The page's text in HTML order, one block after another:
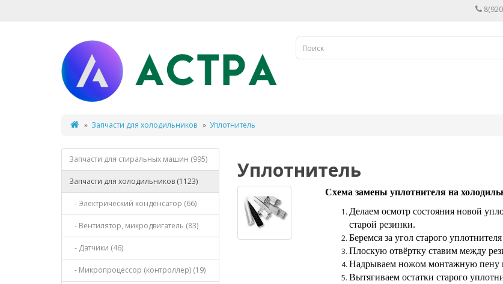
Запчасти для холодильников Уплотнитель
Запчасти для стиральных машин (995)
Запчасти для холодильников (1123)
- Электрический конденсатор (66)
- Вентилятор, микродвигатель (83)
- Датчики (46)
- Микропроцессор (контроллер) (19)
Уплотнитель
Схема замены уплотнителя на
Делаем осмотр состояния новой
старой резинки.
Беремся за угол старого
Плоскую отвёртку ставим между
Надрываем ножом монтажную пену
Вытягиваем остатки старого